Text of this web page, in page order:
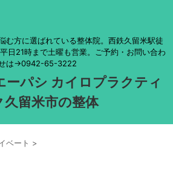
む方に選ばれている整体院。西鉄久留米駅徒
日21時まで土曜も営業。ご予約・お問い合わ
は→0942-65-3222
ーパシ カイロプラクティ
久留米市の整体
ベート >